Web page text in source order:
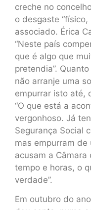
creche no
o desgaste
associado. Érica
“Neste país
que é algo que
pretendia”.
não arranje uma
empurrar isto até,
“O que está a
vergonhoso. Já
Segurança Social
mas empurram
acusam a
tempo e horas, o
verdade”.
Em outubro do